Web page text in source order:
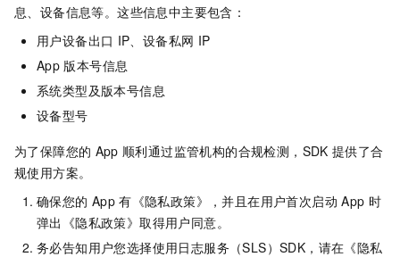
息、设备信息等。这些信息中主要包含：
用户设备出口 IP、设备私网 IP
App 版本号信息
系统类型及版本号信息
设备型号
为了保障您的 App 顺利通过监管机构的合规检测，SDK 提供了合
规使用方案。
确保您的 App 有《隐私政策》，并且在用户首次启动 App 时
弹出《隐私政策》取得用户同意。
务必告知用户您选择使用日志服务（SLS）SDK，请在《隐私